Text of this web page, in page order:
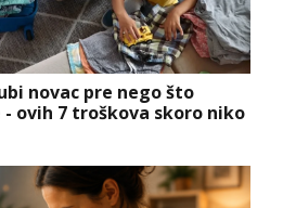
novac pre nego što
ovih 7 troškova skoro niko